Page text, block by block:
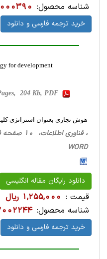
شناسه محصول:
خرید ترجمه فارسی و دانلود
for development
204 Kb, PDF
هوش تجاری بعنوان استراتژی
WORD
دانلود رایگان مقاله انگلیسی
قیمت : 1,255,000 ریال
شناسه محصول:
خرید ترجمه فارسی و دانلود